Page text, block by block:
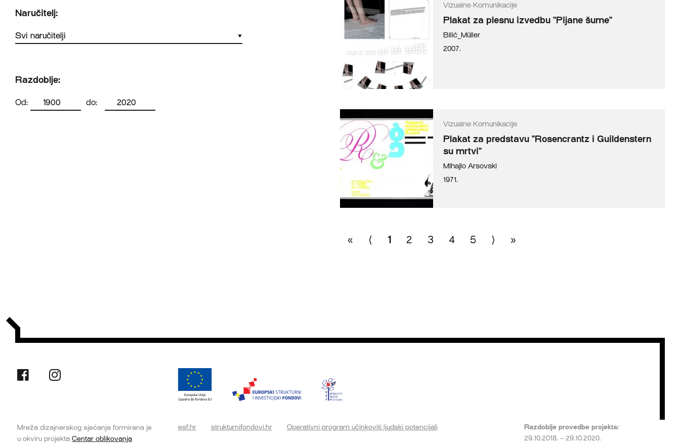
Naručitelj:
Razdoblje:
Od: do:
Vizualne Komunikacije
Plakat za plesnu izvedbu "Pijane šume"
Bilić_Müller
2007.
Vizualne Komunikacije
Plakat za predstavu "Rosencrantz i Guildenstern
su mrtvi"
Mihajlo Arsovski
1971.
« ⟨ 1 2 3 4 5 ⟩ »
Mreža dizajnerskog sjećanja formirana je
u okviru projekta Centar oblikovanja
esf.hr strukturnifondovi.hr Operativni program učinkoviti ljudski potencijali
Razdoblje provedbe projekta:
29.10.2018. – 29.10.2020.